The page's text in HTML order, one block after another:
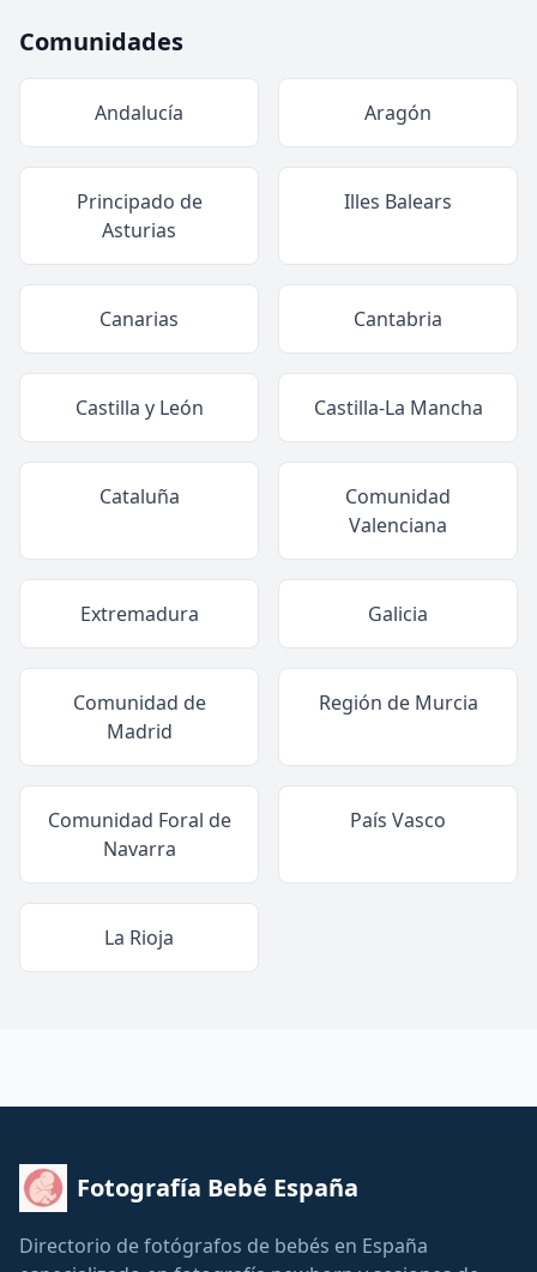
Comunidades
Andalucía Aragón
Principado de
Asturias
Illes Balears
Canarias Cantabria
Castilla y León Castilla-La Mancha
Cataluña
Comunidad
Valenciana
Extremadura Galicia
Comunidad de
Madrid
Región de Murcia
Comunidad Foral de
Navarra
País Vasco
La Rioja
Fotografía Bebé España
Directorio de fotógrafos de bebés en España